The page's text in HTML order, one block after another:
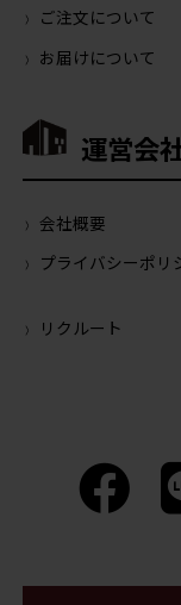
ご注文について
お届けについて
運営会
会社概要
プライバシーポリ
リクルート